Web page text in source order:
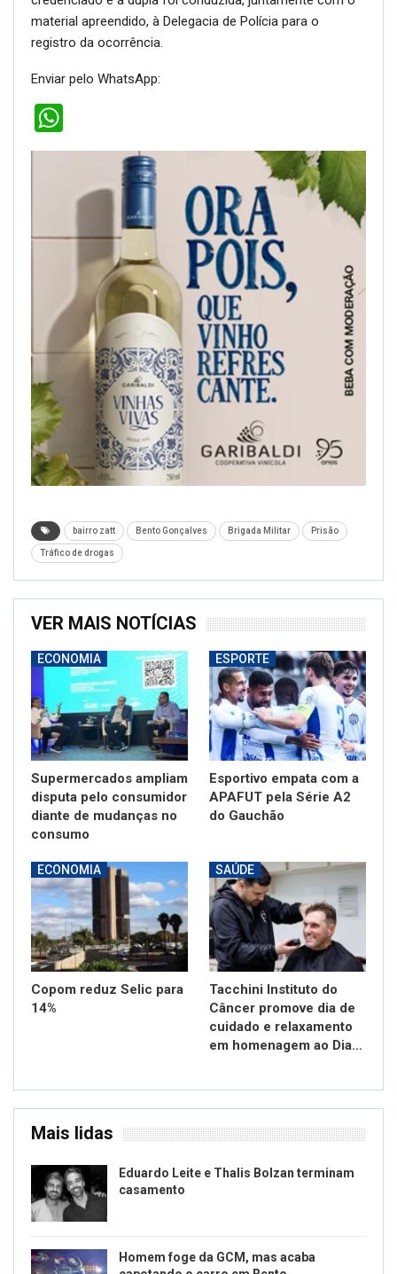
material apreendido, à Delegacia de Polícia para o
registro da ocorrência.
Enviar pelo WhatsApp:
bairro zatt Bento Gonçalves Brigada Militar Prisão
Tráfico de drogas
VER MAIS NOTÍCIAS
ECONOMIA
Supermercados ampliam
disputa pelo consumidor
diante de mudanças no
consumo
ESPORTE
Esportivo empata com a
APAFUT pela Série A2
do Gauchão
ECONOMIA
Copom reduz Selic para
14%
SAÚDE
Tacchini Instituto do
Câncer promove dia de
cuidado e relaxamento
em homenagem ao Dia…
Mais lidas
Eduardo Leite e Thalis Bolzan terminam
casamento
Homem foge da GCM, mas acaba